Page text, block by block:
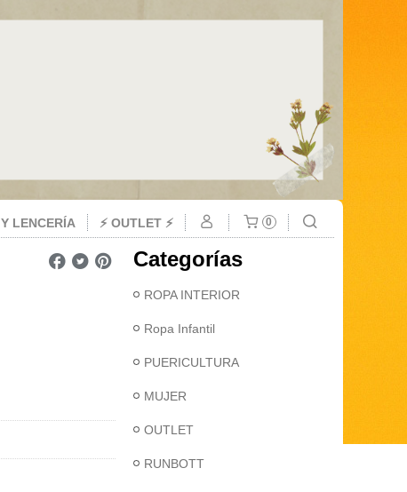
LENCERÍA ⚡ OUTLET ⚡ 0
Categorías
ROPA INTERIOR
Ropa Infantil
PUERICULTURA
MUJER
OUTLET
RUNBOTT